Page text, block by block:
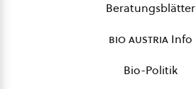
Beratungsblätter
bio austria Info
Bio-Politik